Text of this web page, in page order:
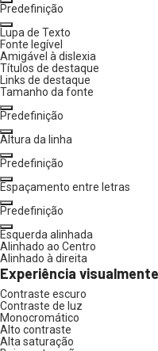
Predefinição
Lupa de Texto
Fonte legível
Amigável à dislexia
Títulos de destaque
Links de destaque
Tamanho da fonte
Predefinição
Altura da linha
Predefinição
Espaçamento entre letras
Predefinição
Esquerda alinhada
Alinhado ao Centro
Alinhado à direita
Experiência
Contraste escuro
Contraste de luz
Monocromático
Alto contraste
Alta saturação